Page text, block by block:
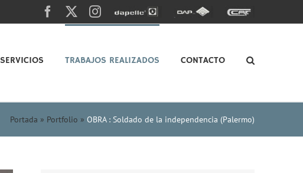
FacebookInstagram
Dapelle
Grupo
Dap
Caf
SERVICIOS TRABAJOS REALIZADOS CONTACTO
Portada » Portfolio » OBRA : Soldado de la independencia (Palermo)